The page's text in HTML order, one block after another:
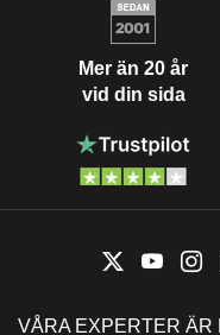
Mer än 20 år
vid din sida
VÅRA EXPERTER ÄR